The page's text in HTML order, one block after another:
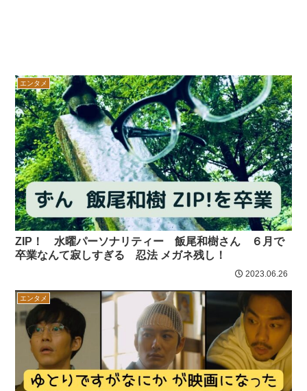
エンタメ
ZIP！ 水曜パーソナリティー 飯尾和樹さん ６月で
卒業なんて寂しすぎる 忍法 メガネ残し！
2023.06.26
エンタメ